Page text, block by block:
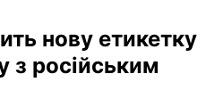
нову етикетку
з російським